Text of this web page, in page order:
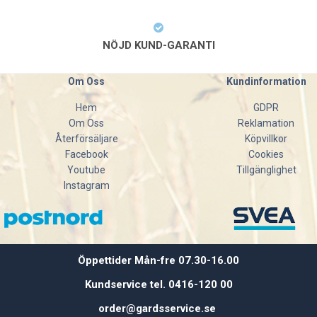
NÖJD KUND-GARANTI
Om Oss
Hem
Om Oss
Återförsäljare
Facebook
Youtube
Instagram
Kundinformation
GDPR
Reklamation
Köpvillkor
Cookies
Tillgänglighet
Öppettider Mån-fre 07.30-16.00
Kundservice tel. 0416-120 00
order@gardsservice.se